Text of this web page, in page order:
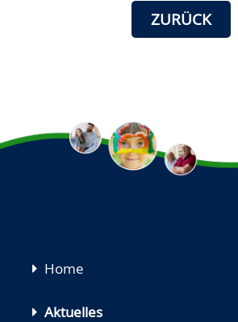
ZURÜCK
Navigation
Home
Aktuelles